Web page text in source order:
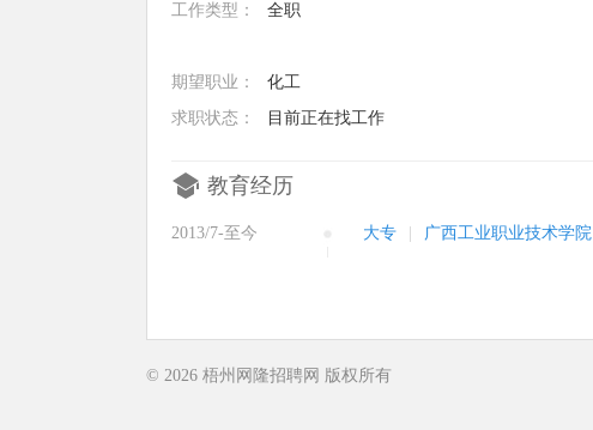
工作类型： 全职
期望职业：
化工
求职状态：
目前正在找工作
教育经历
2013/7-至今 大专 广西工业职业技术学院
© 2026 梧州网隆招聘网 版权所有